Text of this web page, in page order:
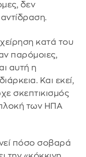
δεν
κατά του
παρόμοιες,
αυτή η
Και εκεί,
σκεπτικισμός
των ΗΠΑ
πόσο σοβαρά